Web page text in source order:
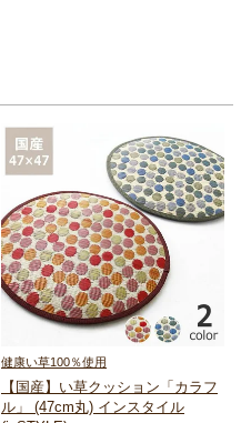
健康い草100％使用
【国産】い草クッション「カラフ
ル」 (47cm丸) インスタイル